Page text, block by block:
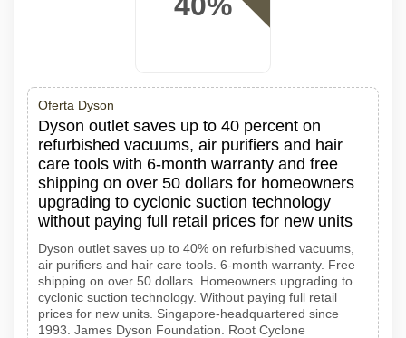
Oferta Dyson
Dyson outlet saves up to 40 percent on
refurbished vacuums, air purifiers and hair
care tools with 6-month warranty and free
shipping on over 50 dollars for homeowners
upgrading to cyclonic suction technology
without paying full retail prices for new units
Dyson outlet saves up to 40% on refurbished vacuums,
air purifiers and hair care tools. 6-month warranty. Free
shipping on over 50 dollars. Homeowners upgrading to
cyclonic suction technology. Without paying full retail
prices for new units. Singapore-headquartered since
1993. James Dyson Foundation. Root Cyclone